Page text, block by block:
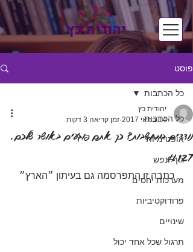
יהודית כץ
פוסט
כל הכתבות
אופטימיות
גוף ונפש
מערכות יחסים
פרודוקטיביות
שינויים
תרגול שכל אחד יכול
כל הכתבות
נודדים במחשבות? כך אתם פוגעים באושר שלכם.
#127
יהודית כץ
14 במאי 2017
זמן קריאה 3 דקות
כתבה זו התפרסמה גם בעיתון ״הארץ״